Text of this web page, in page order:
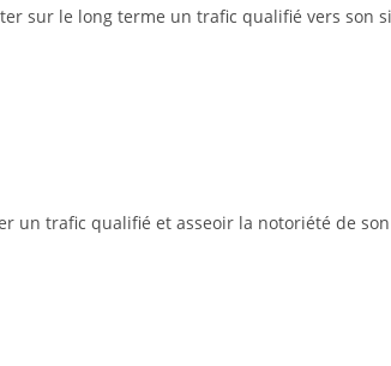
sur le long terme un trafic qualifié vers son
un trafic qualifié et asseoir la notoriété de